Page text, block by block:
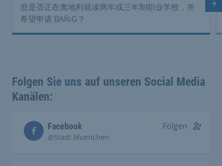
您是否正在奥地利就读两年或三年制职业学校，并
希望申请 BAföG？
Folgen Sie uns auf unseren Social Media
Kanälen:
Facebook
@Stadt.Muenchen
Folgen